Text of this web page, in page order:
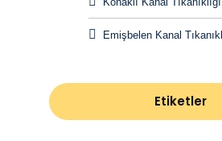
Emişbelen Kanal
Etiketler